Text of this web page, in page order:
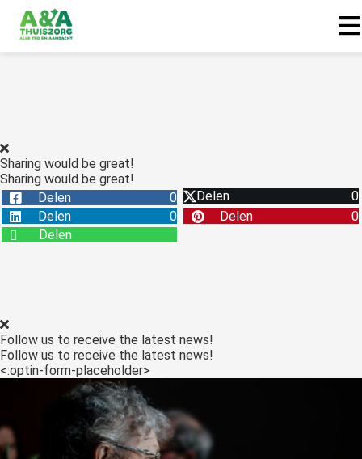
Sharing would be great!
Sharing would be great!
Delen
0 Delen
0
Delen
0 Delen
0
Delen
Follow us to receive the latest news!
Follow us to receive the latest news!
<:optin-form-placeholder>